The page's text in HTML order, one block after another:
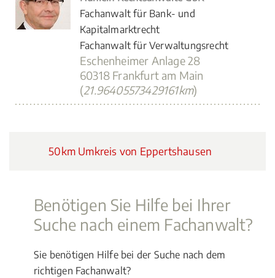
Fachanwalt für Bank- und
Kapitalmarktrecht
Fachanwalt für Verwaltungsrecht
Eschenheimer Anlage 28
60318 Frankfurt am Main
(21.96405573429161km)
50km Umkreis von Eppertshausen
Benötigen Sie Hilfe bei Ihrer
Suche nach einem Fachanwalt?
Sie benötigen Hilfe bei der Suche nach dem
richtigen Fachanwalt?